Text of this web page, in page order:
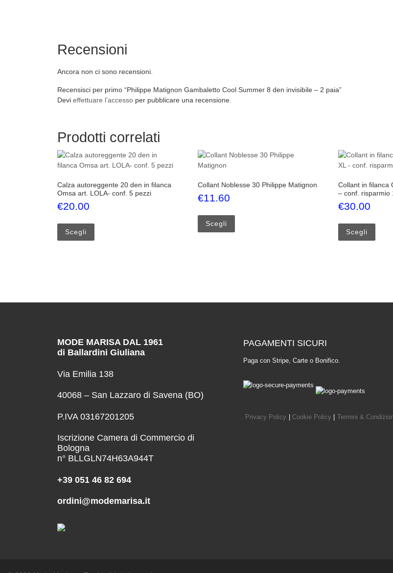
Recensioni
Ancora non ci sono recensioni.
Recensisci per primo “Philippe Matignon Gambaletto Cool Summer 8 den invisibile – 2 paia”
Devi effettuare l’accesso per pubblicare una recensione.
Prodotti correlati
Calza autoreggente 20 den in filanca
Omsa art. LOLA- conf. 5 pezzi
€20.00
Scegli
Questo prodotto ha più varianti. Le opzioni possono essere scelte nella pagina del prodotto
Collant Noblesse 30 Philippe Matignon
€11.60
Scegli
Questo prodotto ha più varianti. Le opzioni
Collant in filanca
– conf. risparmio
€30.00
Scegli
MODE MARISA DAL 1961
di Ballardini Giuliana
Via Emilia 138
40068 – San Lazzaro di Savena (BO)
P.IVA 03167201205
Iscrizione Camera di Commercio di
Bologna
n° BLLGLN74H63A944T
+39 051 46 82 694
ordini@modemarisa.it
PAGAMENTI SICURI
Paga con Stripe, Carte o Bonifico.
Privacy Policy Cookie Policy Termini &